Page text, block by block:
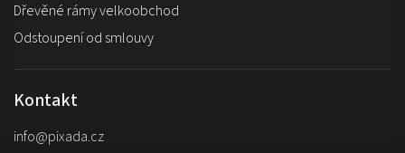
Dřevěné rámy velkoobchod
Odstoupení od smlouvy
Kontakt
info@pixada.cz